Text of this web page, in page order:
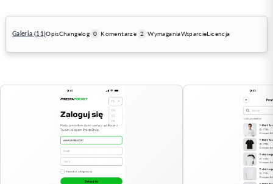
Galeria (11)OpisChangelog 0 Komentarze 2 WymaganiaWsparcieLicencja